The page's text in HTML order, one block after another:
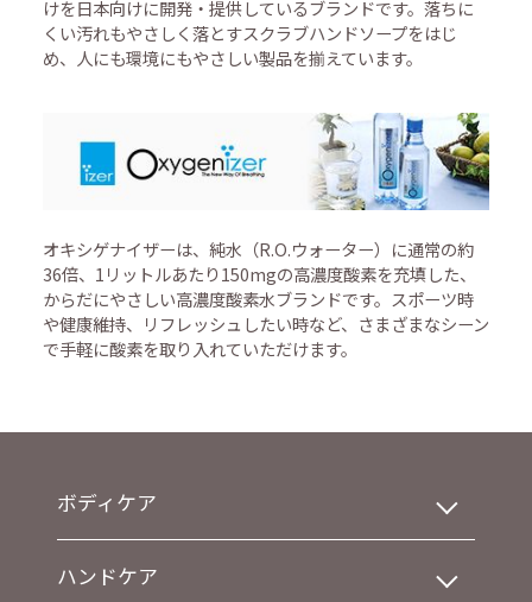
けを日本向けに開発・提供しているブランドです。落ちに
くい汚れもやさしく落とすスクラブハンドソープをはじ
め、人にも環境にもやさしい製品を揃えています。
オキシゲナイザーは、純水（R.O.ウォーター）に通常の約
36倍、1リットルあたり150mgの高濃度酸素を充填した、
からだにやさしい高濃度酸素水ブランドです。スポーツ時
や健康維持、リフレッシュしたい時など、さまざまなシーン
で手軽に酸素を取り入れていただけます。
ボディケア
ハンドケア